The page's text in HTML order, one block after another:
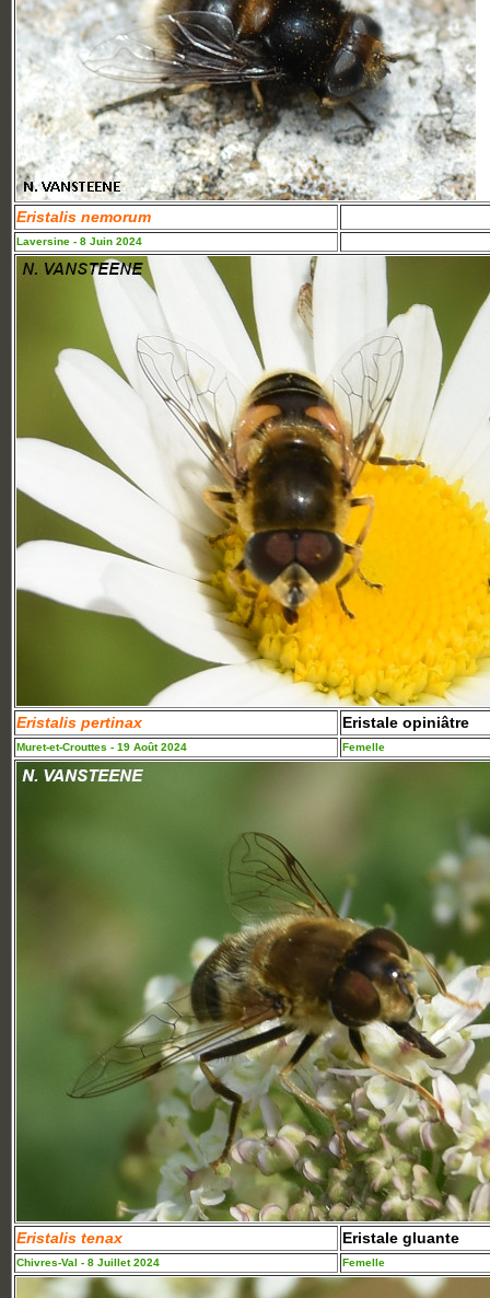
Eristalis nemorum
Laversine - 8 Juin 2024
Eristalis pertinax Eristale opiniâtre
Muret-et-Crouttes - 19 Août 2024 Femelle
Eristalis tenax Eristale gluante
Chivres-Val - 8 Juillet 2024 Femelle